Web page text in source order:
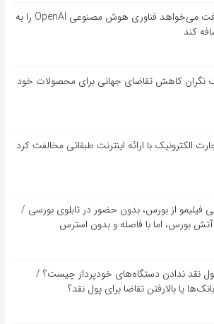
مایکروسافت می‌خواهد فناوری هوش مصنوعی OpenAI را به
کند
نگران کاهش تقاضای جهانی برای محصولات خود
الکترونیک با ارائه اینترنت طبقاتی مخالفت کرد
فیلیمو از بورس، بدون حضور در تابلوی بورسی /
بورس، اما با فاصله و بدون استرس
نقد ندادن دستگاه‌های خودپرداز چیست؟ /
یا بالارفتن تقاضا برای پول نقد؟